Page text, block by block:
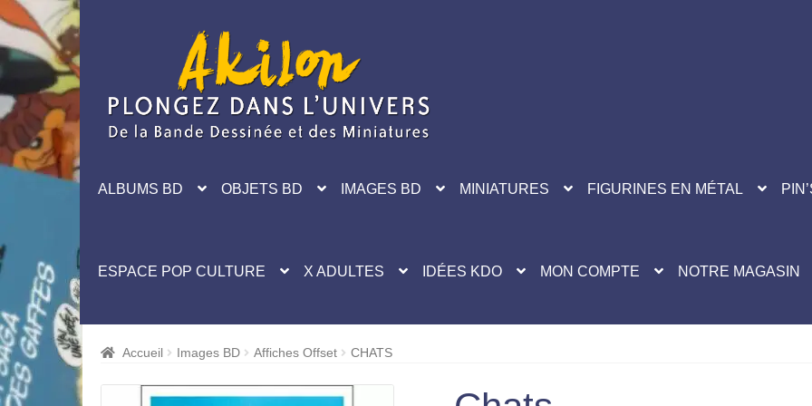
navigation
ALBUMS BD OBJETS BD IMAGES BD MINIATURES FIGURINES EN MÉTAL
ESPACE POP CULTURE X ADULTES IDÉES KDO MON COMPTE NOTRE MAGASIN
Accueil Images BD Affiches Offset CHATS